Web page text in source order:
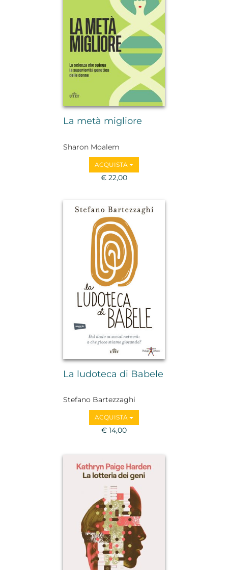
La metà migliore
Sharon Moalem
ACQUISTA
€ 22,00
La ludoteca di Babele
Stefano Bartezzaghi
ACQUISTA
€ 14,00